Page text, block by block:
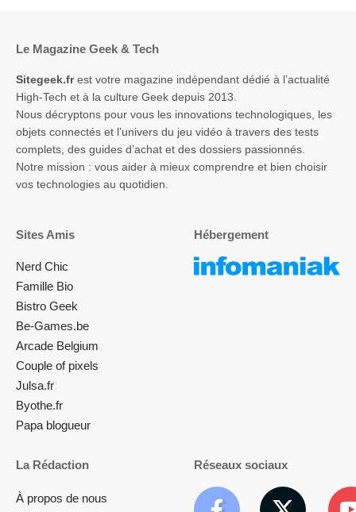
Le Magazine Geek & Tech
Sitegeek.frest votre magazine indépendant dédié à l’actualité
High-Tech et à la culture Geek depuis 2013.
Nous décryptons pour vous les innovations technologiques, les
objets connectés et l’univers du jeu vidéo à travers des tests
complets, des guides d’achat et des dossiers passionnés.
Notre mission : vous aider à mieux comprendre et bien choisir
vos technologies au quotidien.
Sites Amis
Nerd Chic
Famille Bio
Bistro Geek
Be-Games.be
Arcade Belgium
Couple of pixels
Julsa.fr
Byothe.fr
Papa blogueur
Hébergement
La Rédaction
À propos de nous
Réseaux sociaux